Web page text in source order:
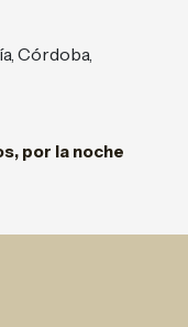
Córdoba,
por la noche